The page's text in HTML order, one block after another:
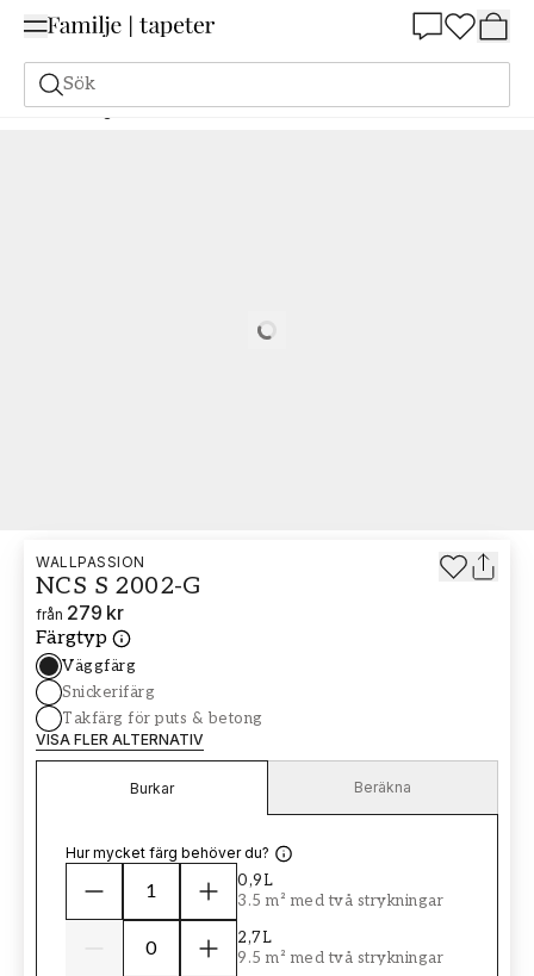
Sök
Målarfärg Beställ utifrån NCS Beställ utifrån NCS 2002-G
Loading…
WALLPASSION
NCS S 2002-G
från 279 kr
Färgtyp
Väggfärg
Snickerifärg
Takfärg för puts & betong
VISA FLER ALTERNATIV
Burkar Beräkna
Hur mycket färg behöver du?
0,9L
3.5 m² med två strykningar
2,7L
9.5 m² med två strykningar